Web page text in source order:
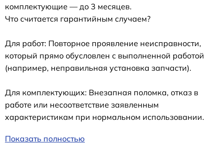
комплектующие — до 3 месяцев.
Что считается гарантийным случаем?
Для работ: Повторное проявление неисправности,
который прямо обусловлен с выполненной работой
(например, неправильная установка запчасти).
Для комплектующих: Внезапная поломка, отказ в
работе или несоответствие заявленным
характеристикам при нормальном использовании.
Показать полностью